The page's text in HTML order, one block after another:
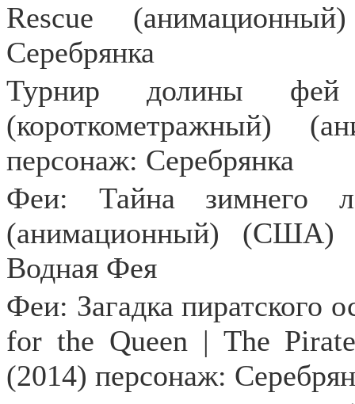
Rescue
Серебрянка
Турнир долины
(короткометражный)
персонаж: Серебрянка
Феи: Тайна зимнего
(анимационный) (США)
Водная Фея
Феи: Загадка пиратского
for the Queen | The
(2014) персонаж: